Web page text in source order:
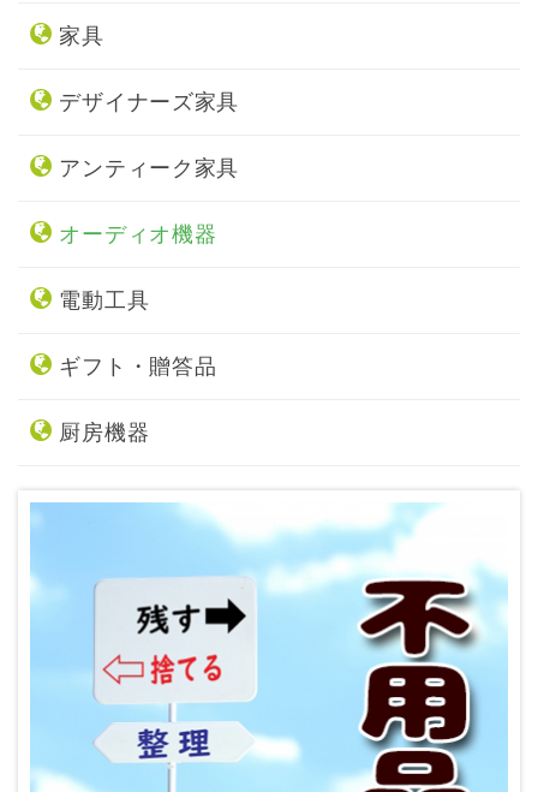
家具
デザイナーズ家具
アンティーク家具
オーディオ機器
電動工具
ギフト・贈答品
厨房機器